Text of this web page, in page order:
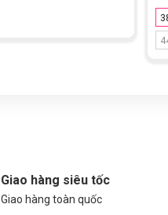
Giao hàng siêu tốc
Giao hàng toàn quốc